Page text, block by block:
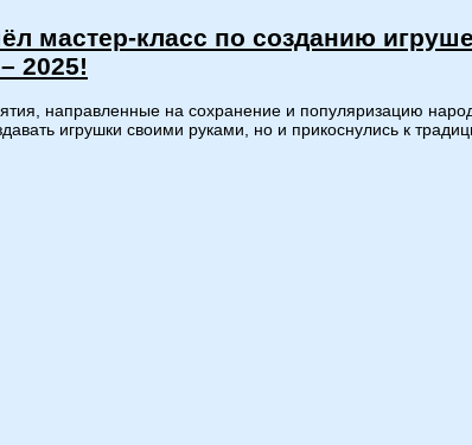
мастер-класс по созданию
2025!
направленные на сохранение и популяризацию
игрушки своими руками, но и прикоснулись к